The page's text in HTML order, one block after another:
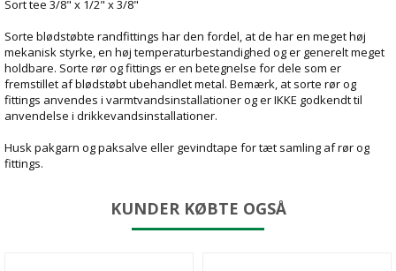
Sort tee 3/8" x 1/2" x 3/8"
Sorte blødstøbte randfittings har den fordel, at de har en meget høj
mekanisk styrke, en høj temperaturbestandighed og er generelt meget
holdbare. Sorte rør og fittings er en betegnelse for dele som er
fremstillet af blødstøbt ubehandlet metal. Bemærk, at sorte rør og
fittings anvendes i varmtvandsinstallationer og er IKKE godkendt til
anvendelse i drikkevandsinstallationer.
Husk pakgarn og paksalve eller gevindtape for tæt samling af rør og
fittings.
KUNDER KØBTE OGSÅ